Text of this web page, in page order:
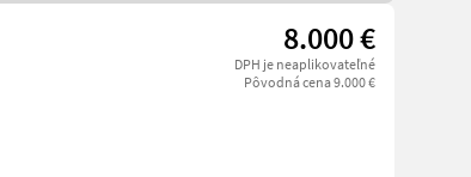
8.000 €
DPH je neaplikovateľné
Pôvodná cena 9.000 €